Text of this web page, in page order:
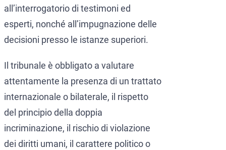
all’interrogatorio di testimoni ed
esperti, nonché all’impugnazione delle
decisioni presso le istanze superiori.
Il tribunale è obbligato a valutare
attentamente la presenza di un trattato
internazionale o bilaterale, il rispetto
del principio della doppia
incriminazione, il rischio di violazione
dei diritti umani, il carattere politico o